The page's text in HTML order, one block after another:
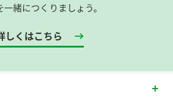
一緒につくりましょう。
しくはこちら